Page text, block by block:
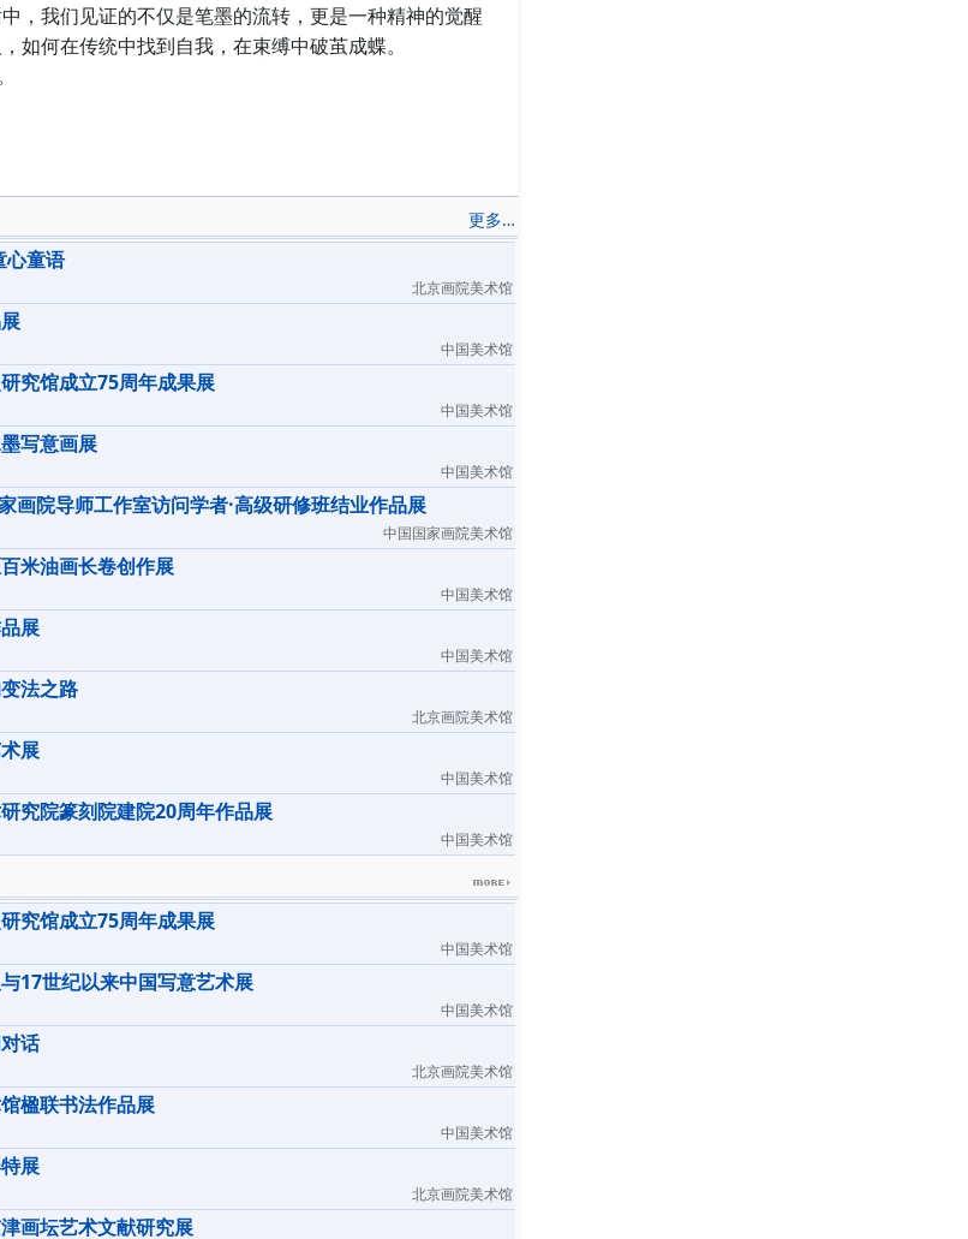
，我们见证的不仅是笔墨的流转，更是一种精神的觉醒
何在传统中找到自我，在束缚中破茧成蝶。
更多…
心童语
北京画院美术馆
中国美术馆
究馆成立75周年成果展
中国美术馆
写意画展
中国美术馆
画院导师工作室访问学者·高级研修班结业作品展
中国国家画院美术馆
米油画长卷创作展
中国美术馆
展
中国美术馆
法之路
北京画院美术馆
展
中国美术馆
究院篆刻院建院20周年作品展
中国美术馆
究馆成立75周年成果展
中国美术馆
17世纪以来中国写意艺术展
中国美术馆
话
北京画院美术馆
楹联书法作品展
中国美术馆
展
北京画院美术馆
画坛艺术文献研究展